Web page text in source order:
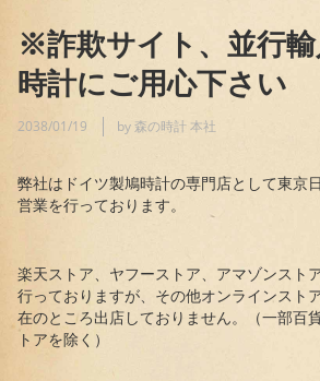
※詐欺サイト、並行
時計にご用心下さい
2038/01/19 by 森の時計 本社
弊社はドイツ製鳩時計の専門店として東京
営業を行っております。
楽天ストア、ヤフーストア、アマゾンスト
行っておりますが、その他オンラインスト
在のところ出店しておりません。（一部百
トアを除く）